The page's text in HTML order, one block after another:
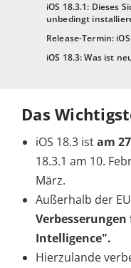
iOS 18.3.1: Dieses
unbedingt
Release-Termin:
iOS 18.3: Was ist
Das
iOS 18.3 istam
18.3.1 am 10.
März.
Außerhalb der
Intelligence".
Hierzulande